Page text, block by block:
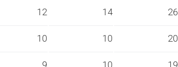
12 14 26
10 10 20
9 10 19